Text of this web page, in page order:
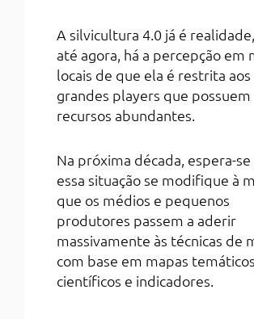
A silvicultura 4.0 já é
até agora, há a percepção em
locais de que ela é restrita aos
grandes players que possuem
recursos abundantes.
Na próxima década, espera-
essa situação se modifique à
que os médios e pequenos
produtores passem a aderir
massivamente às técnicas de
com base em mapas
científicos e indicadores.